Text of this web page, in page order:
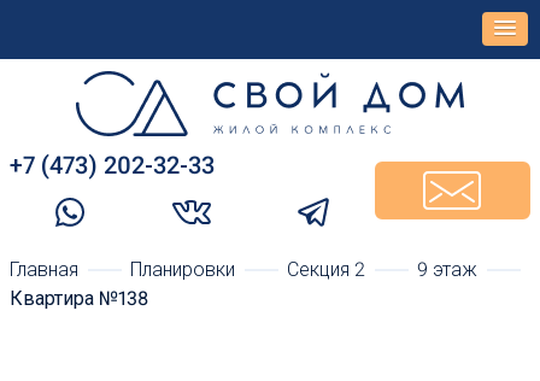
+7 (473) 202-32-33‬
Главная Планировки Cекция 2
9 этаж
Квартира №138